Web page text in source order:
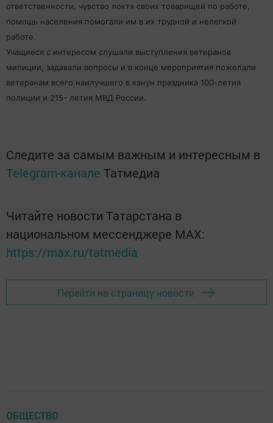
ответственности, чувство локтя своих товарищей по работе,
помощь населения помогали им в их трудной и нелегкой
работе.
Учащиеся с интересом слушали выступления ветеранов
милиции, задавали вопросы и в конце мероприятия пожелали
ветеранам всего наилучшего в канун праздника 100-летия
полиции и 215- летия МВД России.
Следите за самым важным и интересным в
Telegram-канале Татмедиа
Читайте новости Татарстана в
национальном мессенджере MАХ:
https://max.ru/tatmedia
Перейти на страницу новости
ОБЩЕСТВО